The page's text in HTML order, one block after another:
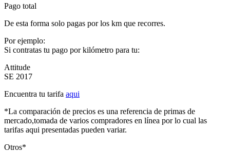
Pago total
De esta forma solo pagas por los km que recorres.
Por ejemplo:
Si contratas tu pago por kilómetro para tu:
Attitude
SE 2017
Encuentra tu tarifa aqui
*La comparación de precios es una referencia de primas de
mercado,tomada de varios compradores en línea por lo cual las
tarifas aqui presentadas pueden variar.
Otros*